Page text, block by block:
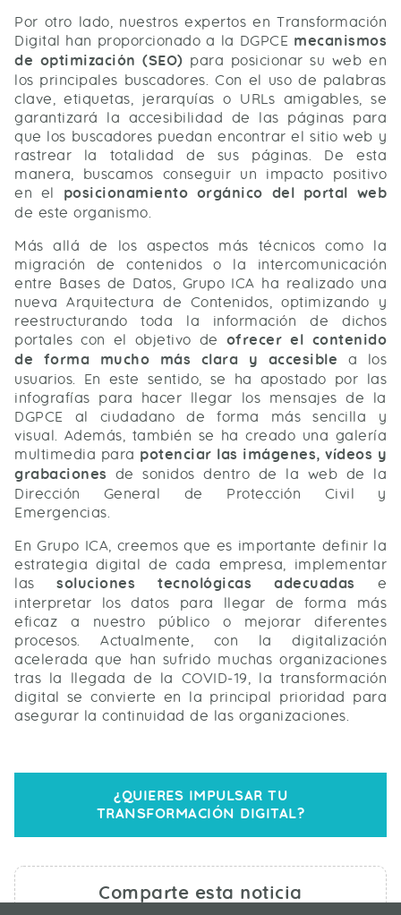
Por otro lado, nuestros expertos en Transformación
Digital han proporcionado a la DGPCE mecanismos
de optimización (SEO) para posicionar su web en
los principales buscadores. Con el uso de palabras
clave, etiquetas, jerarquías o URLs amigables, se
garantizará la accesibilidad de las páginas para
que los buscadores puedan encontrar el sitio web y
rastrear la totalidad de sus páginas. De esta
manera, buscamos conseguir un impacto positivo
en el posicionamiento orgánico del portal web
de este organismo.
Más allá de los aspectos más técnicos como la
migración de contenidos o la intercomunicación
entre Bases de Datos, Grupo ICA ha realizado una
nueva Arquitectura de Contenidos, optimizando y
reestructurando toda la información de dichos
portales con el objetivo de ofrecer el contenido
de forma mucho más clara y accesible a los
usuarios. En este sentido, se ha apostado por las
infografías para hacer llegar los mensajes de la
DGPCE al ciudadano de forma más sencilla y
visual. Además, también se ha creado una galería
multimedia para potenciar las imágenes, vídeos y
grabaciones de sonidos dentro de la web de la
Dirección General de Protección Civil y
Emergencias.
En Grupo ICA, creemos que es importante definir la
estrategia digital de cada empresa, implementar
lassoluciones tecnológicas adecuadas e
interpretar los datos para llegar de forma más
eficaz a nuestro público o mejorar diferentes
procesos. Actualmente, con la digitalización
acelerada que han sufrido muchas organizaciones
tras la llegada de la COVID-19, la transformación
digital se convierte en la principal prioridad para
asegurar la continuidad de las organizaciones.
¿QUIERES IMPULSAR TU
TRANSFORMACIÓN DIGITAL?
Comparte esta noticia